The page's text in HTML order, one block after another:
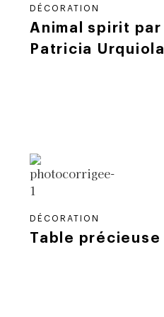
DÉCORATION
Animal spirit par
Patricia Urquiola
DÉCORATION
Table précieuse